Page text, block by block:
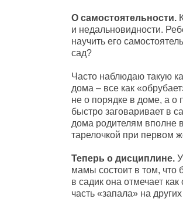
О самостоятельности.
и недальновидности.
научить его
сад?
Часто наблюдаю такую
дома – все как
не о порядке в доме, а о
быстро заговаривает в
дома родителям вполне
тарелочкой при первом
Теперь о дисциплине.
мамы состоит в том, что
в садик она отмечает
часть «запала» на